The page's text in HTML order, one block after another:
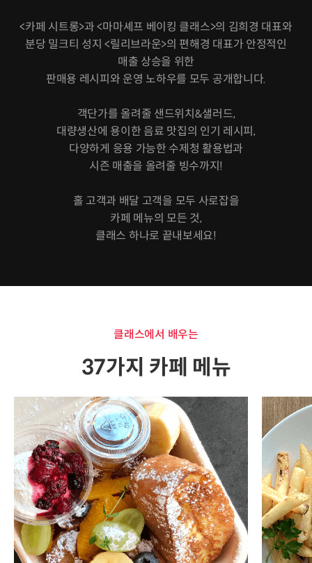
<카페 시트롱>과 <마마셰프 베이킹 클래스>의 김희경 대표와
분당 밀크티 성지 <릴리브라운>의 편해경 대표가 안정적인
매출 상승을 위한
판매용 레시피와 운영 노하우를 모두 공개합니다.
객단가를 올려줄 샌드위치&샐러드,
대량생산에 용이한 음료 맛집의 인기 레시피,
다양하게 응용 가능한 수제청 활용법과
시즌 매출을 올려줄 빙수까지!
홀 고객과 배달 고객을 모두 사로잡을
카페 메뉴의 모든 것,
클래스 하나로 끝내보세요!
클래스에서 배우는
37가지 카페 메뉴